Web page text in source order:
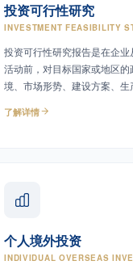
投资可行性研究
INVESTMENT FEASIBILITY
投资可行性研究报告是在企业
活动前，对目标国家或地区的
境、市场形势、建设方案、生
进行系统调研、分析与论证
了解详情
个人境外投资
INDIVIDUAL OVERSEAS